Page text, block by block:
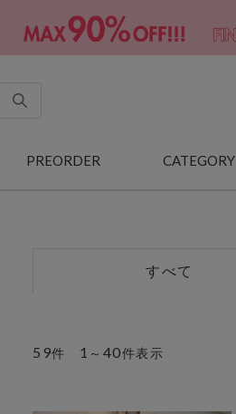
PREORDER CATEGORY
すべて
59件 1 ～ 40件表示